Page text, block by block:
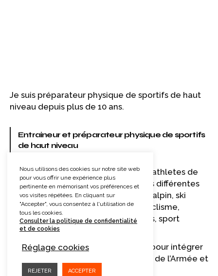
Je suis préparateur physique de sportifs de haut
niveau depuis plus de 10 ans.
Entraineur et préparateur physique de sportifs
de haut niveau
J’ai la chance de travailler avec des athletes de
niveau national et international dans différentes
disciplines: ski de fond, biathlon, ski alpin, ski
freeride, équitation, trail running, cyclisme,
apnée, voile, wakeboard, motocross, sport
automobile.
Je prépare également des sportifs pour intégrer
les différents groupes d’intervention de l’Armée et
de la police.
Nous utilisons des cookies sur notre site web
pour vous offrir une expérience plus
pertinente en mémorisant vos préférences et
vos visites répétées. En cliquant sur
"Accepter", vous consentez à l'utilisation de
tous les cookies.
Consulter la politique de confidentialité
et de cookies
Réglage cookies
REJETER ACCEPTER